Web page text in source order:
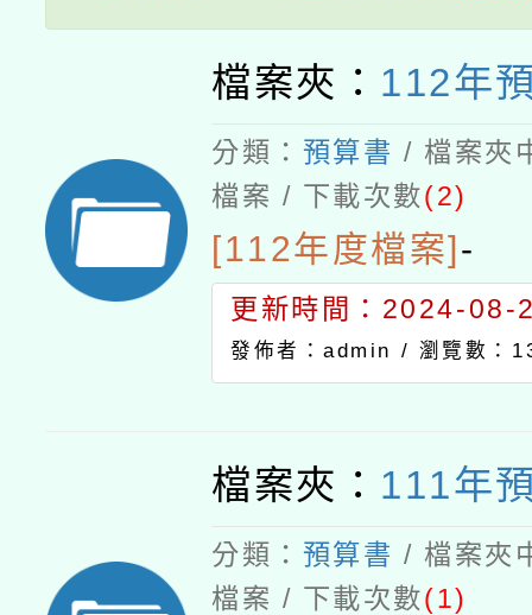
檔案夾： 112年
分類： 預算書 / 檔案夾
檔案 / 下載次數(2)
[112年度檔案]-
更新時間：2024-08-
發佈者：admin / 瀏覽數：
檔案夾： 111年
分類： 預算書 / 檔案夾
檔案 / 下載次數(1)